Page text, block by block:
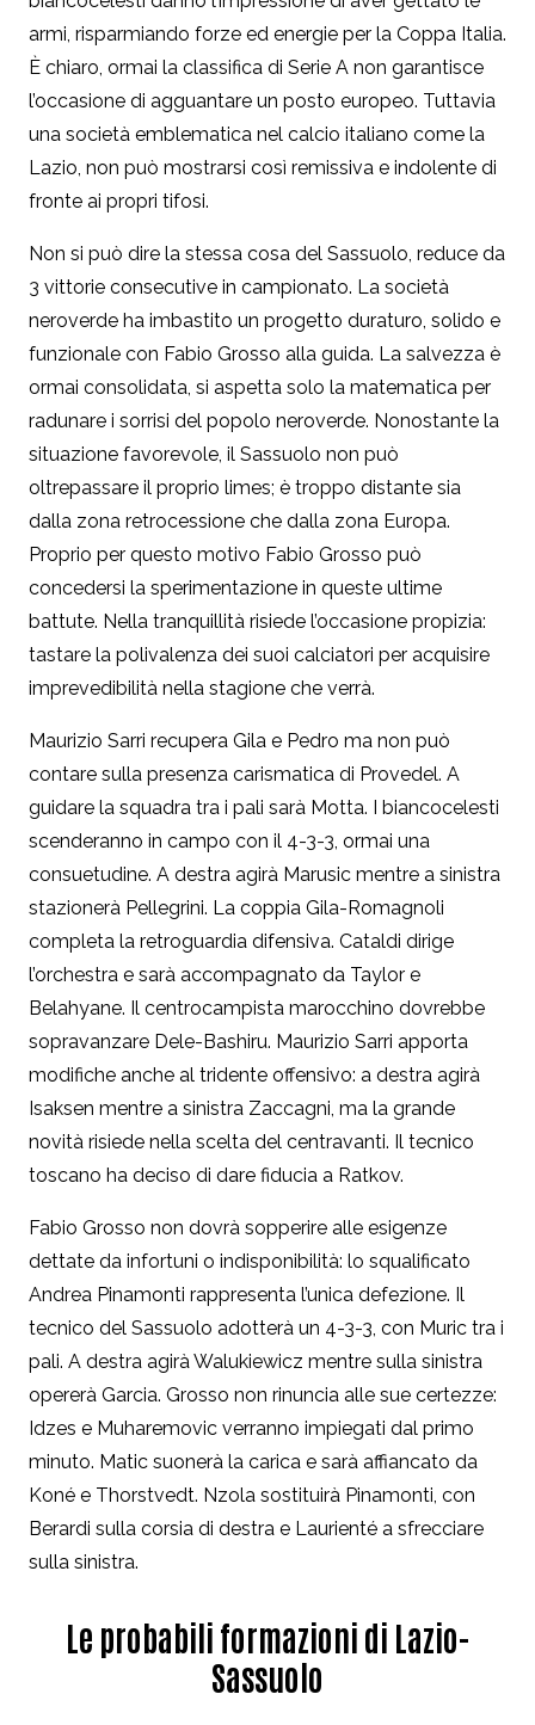
armi, risparmiando forze ed energie per la Coppa Italia.
È chiaro, ormai la classifica di Serie A non garantisce
l’occasione di agguantare un posto europeo. Tuttavia
una società emblematica nel calcio italiano come la
Lazio, non può mostrarsi così remissiva e indolente di
fronte ai propri tifosi.
Non si può dire la stessa cosa del Sassuolo, reduce da
3 vittorie consecutive in campionato. La società
neroverde ha imbastito un progetto duraturo, solido e
funzionale con Fabio Grosso alla guida. La salvezza è
ormai consolidata, si aspetta solo la matematica per
radunare i sorrisi del popolo neroverde. Nonostante la
situazione favorevole, il Sassuolo non può
oltrepassare il proprio limes; è troppo distante sia
dalla zona retrocessione che dalla zona Europa.
Proprio per questo motivo Fabio Grosso può
concedersi la sperimentazione in queste ultime
battute. Nella tranquillità risiede l’occasione propizia:
tastare la polivalenza dei suoi calciatori per acquisire
imprevedibilità nella stagione che verrà.
Maurizio Sarri recupera Gila e Pedro ma non può
contare sulla presenza carismatica di Provedel. A
guidare la squadra tra i pali sarà Motta. I biancocelesti
scenderanno in campo con il 4-3-3, ormai una
consuetudine. A destra agirà Marusic mentre a sinistra
stazionerà Pellegrini. La coppia Gila-Romagnoli
completa la retroguardia difensiva. Cataldi dirige
l’orchestra e sarà accompagnato da Taylor e
Belahyane. Il centrocampista marocchino dovrebbe
sopravanzare Dele-Bashiru. Maurizio Sarri apporta
modifiche anche al tridente offensivo: a destra agirà
Isaksen mentre a sinistra Zaccagni, ma la grande
novità risiede nella scelta del centravanti. Il tecnico
toscano ha deciso di dare fiducia a Ratkov.
Fabio Grosso non dovrà sopperire alle esigenze
dettate da infortuni o indisponibilità: lo squalificato
Andrea Pinamonti rappresenta l’unica defezione. Il
tecnico del Sassuolo adotterà un 4-3-3, con Muric tra i
pali. A destra agirà Walukiewicz mentre sulla sinistra
opererà Garcia. Grosso non rinuncia alle sue certezze:
Idzes e Muharemovic verranno impiegati dal primo
minuto. Matic suonerà la carica e sarà affiancato da
Koné e Thorstvedt. Nzola sostituirà Pinamonti, con
Berardi sulla corsia di destra e Laurienté a sfrecciare
sulla sinistra.
Le probabili formazioni di Lazio-
Sassuolo